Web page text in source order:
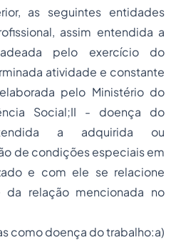
as seguintes entidades
assim entendida a
pelo exercício do
atividade e constante
pelo Ministério do
Social;II - doença do
a adquirida ou
de condições especiais em
e com ele se relacione
da relação mencionada no
como doença do trabalho:a)